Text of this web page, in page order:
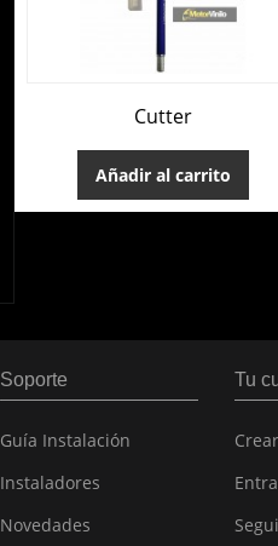
Cutter
Añadir al carrito
Soporte
Guía Instalación
Instaladores
Novedades
Tu